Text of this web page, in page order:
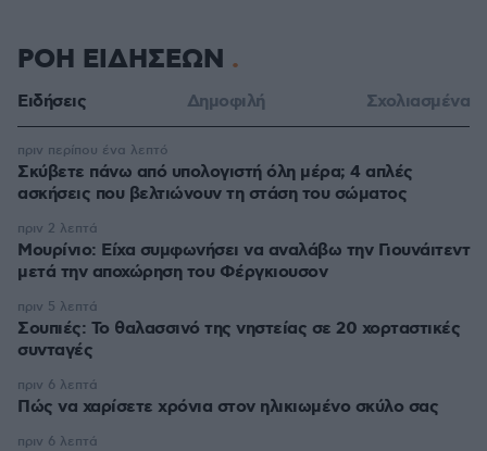
ΡΟΗ ΕΙΔΗΣΕΩΝ
Ειδήσεις Δημοφιλή Σχολιασμένα
Σκύβετε πάνω από υπολογιστή όλη μέρα; 4 απλές
ασκήσεις που βελτιώνουν τη στάση του σώματος
πριν περίπου ένα λεπτό
Μουρίνιο: Είχα συμφωνήσει να αναλάβω την Γιουνάιτεντ
μετά την αποχώρηση του Φέργκιουσον
πριν 2 λεπτά
Σουπιές: Το θαλασσινό της νηστείας σε 20 χορταστικές
συνταγές
πριν 5 λεπτά
Πώς να χαρίσετε χρόνια στον ηλικιωμένο σκύλο σας
πριν 6 λεπτά
πριν 6 λεπτά